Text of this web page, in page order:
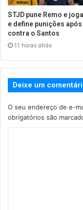
STJD pune Remo e
e define punições
contra o Santos
11 horas atrás
Deixe um
O seu endereço de e-
obrigatórios são